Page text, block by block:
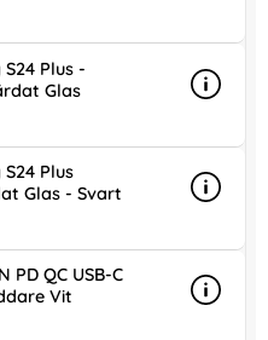
Plus -
Glas
Info
mer
Plus
Glas - Svart
Info
mer
PD QC USB-C
Vit
Info
mer